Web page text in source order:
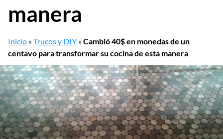
manera
Inicio »Trucos y DIY »Cambió 40$ en monedas de un
centavo para transformar su cocina de esta manera